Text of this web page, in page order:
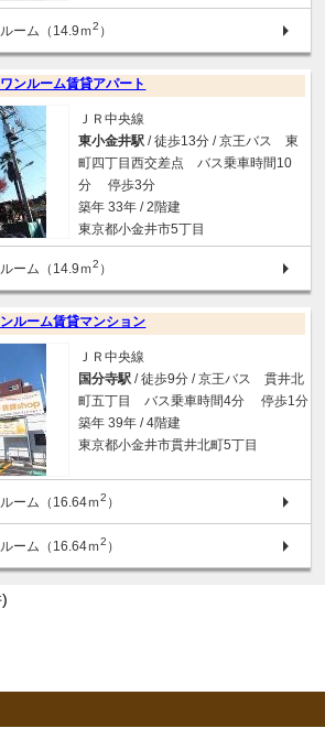
ーム（14.9ｍ2 ）
ンルーム賃貸アパート
ＪＲ中央線
東小金井駅 / 徒歩13分 / 京王バス 東
町四丁目西交差点 バス乗車時間10
分 停歩3分
築年 33年 / 2階建
東京都小金井市5丁目
ーム（14.9ｍ2 ）
ルーム賃貸マンション
ＪＲ中央線
国分寺駅 / 徒歩9分 / 京王バス 貫井北
町五丁目 バス乗車時間4分 停歩1分
築年 39年 / 4階建
東京都小金井市貫井北町5丁目
ーム（16.64ｍ2 ）
ーム（16.64ｍ2 ）